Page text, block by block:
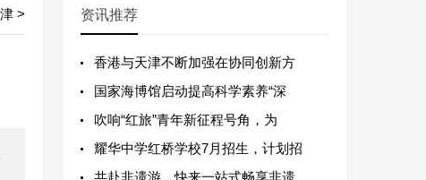
> 资讯推荐
香港与天津不断加强在协同创新方
国家海博馆启动提高科学素养“深
吹响“红旅”青年新征程号角，为
耀华中学红桥学校7月招生，计划招
共赴非遗游，快来一站式畅享非遗